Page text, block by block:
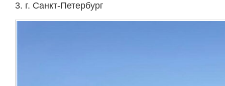
3. г. Санкт-Петербург